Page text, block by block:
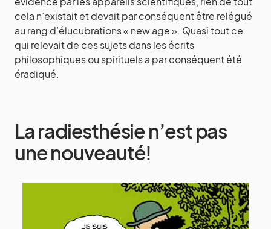
cela n’existait et devait par conséquent être relégué
au rang d’élucubrations « new age ». Quasi tout ce
qui relevait de ces sujets dans les écrits
philosophiques ou spirituels a par conséquent été
éradiqué.
La radiesthésie n’est pas
une nouveauté!